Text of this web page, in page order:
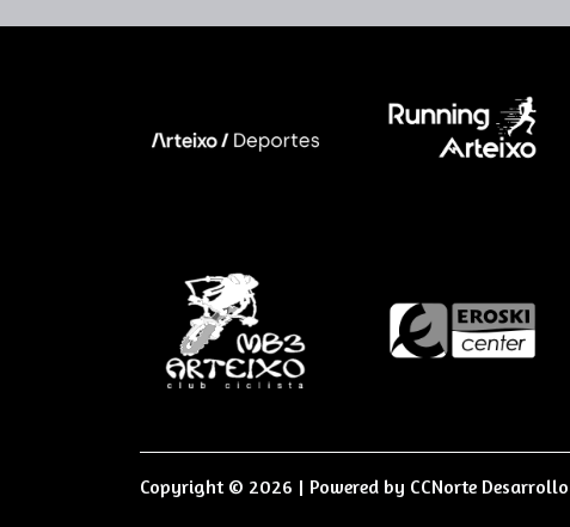
Copyright © 2026 | Powered by CCNorte Desarrollo